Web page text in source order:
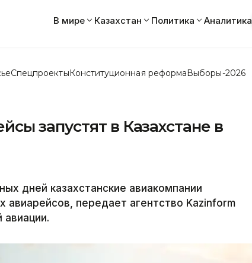
В мире Казахстан Политика Аналитика
СпецпроектыКонституционная реформаВыборы-2026
запустят в Казахстане в
дней казахстанские авиакомпании
авиарейсов, передает агентство Kazinform